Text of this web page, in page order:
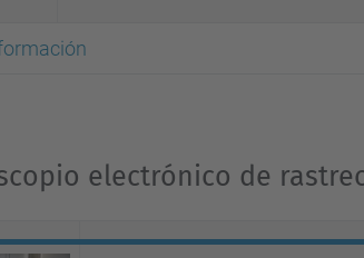
electrónico de